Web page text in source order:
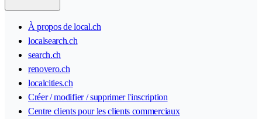
À propos de local.ch
localsearch.ch
search.ch
renovero.ch
localcities.ch
Créer / modifier / supprimer l'inscription
Centre clients pour les clients commerciaux